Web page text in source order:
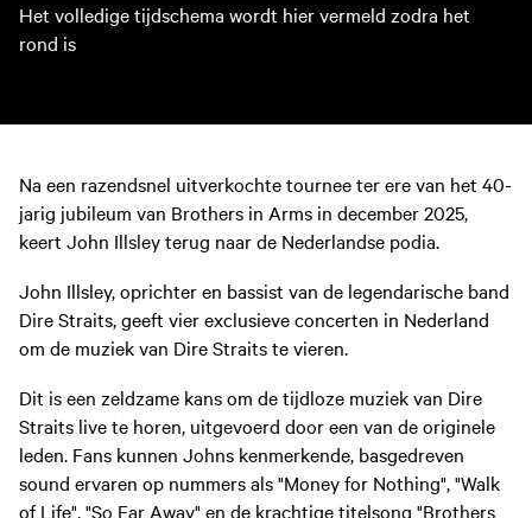
Het volledige tijdschema wordt hier vermeld zodra het
rond is
Na een razendsnel uitverkochte tournee ter ere van het 40-
jarig jubileum van Brothers in Arms in december 2025,
keert John Illsley terug naar de Nederlandse podia.
John Illsley, oprichter en bassist van de legendarische band
Dire Straits, geeft vier exclusieve concerten in Nederland
om de muziek van Dire Straits te vieren.
Dit is een zeldzame kans om de tijdloze muziek van Dire
Straits live te horen, uitgevoerd door een van de originele
leden. Fans kunnen Johns kenmerkende, basgedreven
sound ervaren op nummers als "Money for Nothing", "Walk
of Life", "So Far Away" en de krachtige titelsong "Brothers